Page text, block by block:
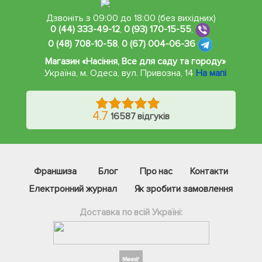
Дзвоніть з 09:00 до 18:00 (без вихідних)
0 (44) 333-49-12, 0 (93) 170-15-55,
0 (48) 708-10-58, 0 (67) 004-06-36
Магазин «Насіння, Все для саду та городу»
Україна, м. Одеса,вул. Привозна, 14 На мапі
4.7 16587 відгуків
Франшиза Блог Про нас
Контакти
Електронний журнал
Як зробити замовлення
Доставка по всій Україні: